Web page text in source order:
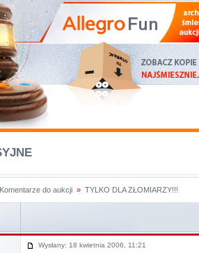
Komentarze do aukcji » TYLKO DLA ZŁOMIARZY!!!
Wysłany: 18 kwietnia 2006, 11:21